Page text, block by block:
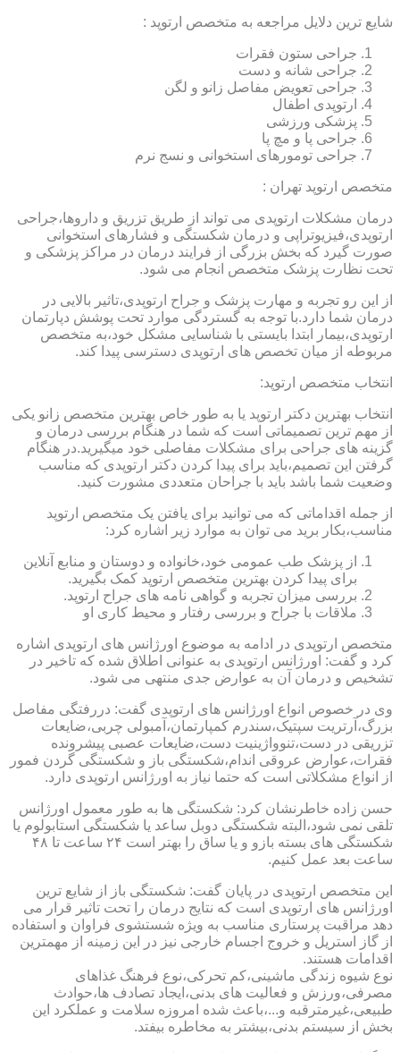
شایع ترین دلایل مراجعه به متخصص ارتوپد :
جراحی ستون فقرات
جراحی شانه و دست
جراحی تعویض مفاصل زانو و لگن
ارتوپدی اطفال
پزشکی ورزشی
جراحی پا و مچ پا
جراحی تومورهای استخوانی و نسج نرم
متخصص ارتوپد تهران :
درمان مشکلات ارتوپدی می تواند از طریق تزریق و داروها،جراحی
ارتوپدی،فیزیوتراپی و درمان شکستگی و فشارهای استخوانی
صورت گیرد که بخش بزرگی از فرایند درمان در مراکز پزشکی و
تحت نظارت پزشک متخصص انجام می شود.
از این رو تجربه و مهارت پزشک و جراح ارتوپدی،تاثیر بالایی در
درمان شما دارد.با توجه به گستردگی موارد تحت پوشش دپارتمان
ارتوپدی،بیمار ابتدا بایستی با شناسایی مشکل خود،به متخصص
مربوطه از میان تخصص های ارتوپدی دسترسی پیدا کند.
انتخاب متخصص ارتوپد:
انتخاب بهترین دکتر ارتوپد یا به طور خاص بهترین متخصص زانو یکی
از مهم ترین تصمیماتی است که شما در هنگام بررسی درمان و
گزینه های جراحی برای مشکلات مفاصلی خود میگیرید.در هنگام
گرفتن این تصمیم،باید برای پیدا کردن دکتر ارتوپدی که مناسب
وضعیت شما باشد باید با جراحان متعددی مشورت کنید.
از جمله اقداماتی که می توانید برای یافتن یک متخصص ارتوپد
مناسب،بکار برید می توان به موارد زیر اشاره کرد:
از پزشک طب عمومی خود،خانواده و دوستان و منابع آنلاین
برای پیدا کردن بهترین متخصص ارتوپد کمک بگیرید.
بررسی میزان تجربه و گواهی نامه های جراح ارتوپد.
ملاقات با جراح و بررسی رفتار و محیط کاری او
متخصص ارتوپدی در ادامه به موضوع اورژانس های ارتوپدی اشاره
کرد و گفت: اورژانس ارتوپدی به عنوانی اطلاق شده که تاخیر در
تشخیص و درمان آن به عوارض جدی منتهی می شود.
وی در خصوص انواع اورژانس های ارتوپدی گفت: دررفتگی مفاصل
بزرگ،آرتریت سپتیک،سندرم کمپارتمان،آمبولی چربی،ضایعات
تزریقی در دست،تنوواژینیت دست،ضایعات عصبی پیشرونده
فقرات،عوارض عروقی اندام،شکستگی باز و شکستگی گردن فمور
از انواع مشکلاتی است که حتما نیاز به اورژانس ارتوپدی دارد.
حسن زاده خاطرنشان کرد: شکستگی ها به طور معمول اورژانس
تلقی نمی شود،البته شکستگی دوبل ساعد یا شکستگی استابولوم یا
شکستگی های بسته بازو و یا ساق را بهتر است ۲۴ ساعت تا ۴۸
ساعت بعد عمل کنیم.
این متخصص ارتوپدی در پایان گفت: شکستگی باز از شایع ترین
اورژانس های ارتوپدی است که نتایج درمان را تحت تاثیر قرار می
دهد مراقبت پرستاری مناسب به ویژه شستشوی فراوان و استفاده
از گاز استریل و خروج اجسام خارجی نیز در این زمینه از مهمترین
اقدامات هستند.
نوع شیوه زندگی ماشینی،کم تحرکی،نوع فرهنگ غذاهای
مصرفی،ورزش و فعالیت های بدنی،ایجاد تصادف ها،حوادث
طبیعی،غیرمترقبه و...،باعث شده امروزه سلامت و عملکرد این
بخش از سیستم بدنی،بیشتر به مخاطره بیفتد.